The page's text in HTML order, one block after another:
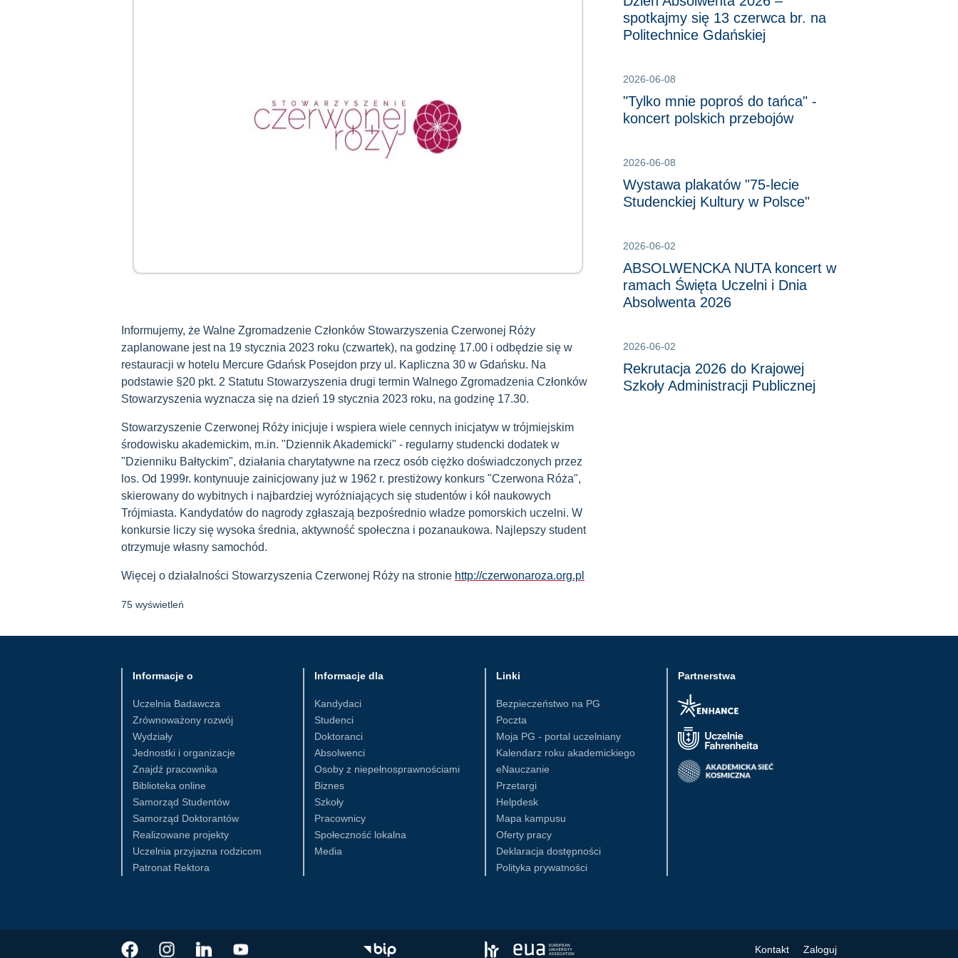
Informujemy, że Walne Zgromadzenie Członków Stowarzyszenia Czerwonej Róży
zaplanowane jest na 19 stycznia 2023 roku (czwartek), na godzinę 17.00 i odbędzie się w
restauracji w hotelu Mercure Gdańsk Posejdon przy ul. Kapliczna 30 w Gdańsku. Na
podstawie §20 pkt. 2 Statutu Stowarzyszenia drugi termin Walnego Zgromadzenia Członków
Stowarzyszenia wyznacza się na dzień 19 stycznia 2023 roku, na godzinę 17.30.
Stowarzyszenie Czerwonej Róży inicjuje i wspiera wiele cennych inicjatyw w trójmiejskim
środowisku akademickim, m.in. "Dziennik Akademicki" - regularny studencki dodatek w
"Dzienniku Bałtyckim", działania charytatywne na rzecz osób ciężko doświadczonych przez
los. Od 1999r. kontynuuje zainicjowany już w 1962 r. prestiżowy konkurs "Czerwona Róża",
skierowany do wybitnych i najbardziej wyróżniających się studentów i kół naukowych
Trójmiasta. Kandydatów do nagrody zgłaszają bezpośrednio władze pomorskich uczelni. W
konkursie liczy się wysoka średnia, aktywność społeczna i pozanaukowa. Najlepszy student
otrzymuje własny samochód.
Więcej o działalności Stowarzyszenia Czerwonej Róży na stronie http://czerwonaroza.org.pl
75 wyświetleń
spotkajmy się 13 czerwca br. na
Politechnice Gdańskiej
2026-06-08
"Tylko mnie poproś do tańca" -
koncert polskich przebojów
2026-06-08
Wystawa plakatów "75-lecie
Studenckiej Kultury w Polsce"
2026-06-02
ABSOLWENCKA NUTA koncert w
ramach Święta Uczelni i Dnia
Absolwenta 2026
2026-06-02
Rekrutacja 2026 do Krajowej
Szkoły Administracji Publicznej
Partnerstwa
Informacje o
Uczelnia Badawcza
Zrównoważony rozwój
Wydziały
Jednostki i organizacje
Znajdź pracownika
Biblioteka online
Samorząd Studentów
Samorząd Doktorantów
Realizowane projekty
Uczelnia przyjazna rodzicom
Patronat Rektora
Informacje dla
Kandydaci
Studenci
Doktoranci
Absolwenci
Osoby z niepełnosprawnościami
Biznes
Szkoły
Pracownicy
Społeczność lokalna
Media
Linki
Bezpieczeństwo na PG
Poczta
Moja PG - portal uczelniany
Kalendarz roku akademickiego
eNauczanie
Przetargi
Helpdesk
Mapa kampusu
Oferty pracy
Deklaracja dostępności
Polityka prywatności
Kontakt Zaloguj